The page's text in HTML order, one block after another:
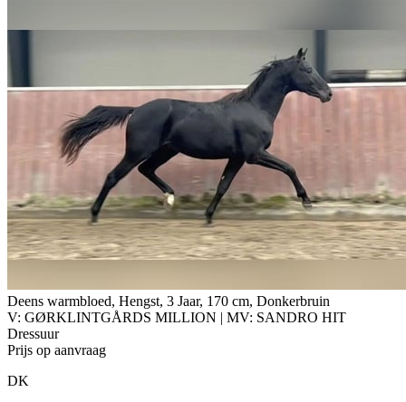
Deens warmbloed, Hengst, 3 Jaar, 170 cm, Donkerbruin
V: GØRKLINTGÅRDS MILLION | MV: SANDRO HIT
Dressuur
Prijs op aanvraag
DK